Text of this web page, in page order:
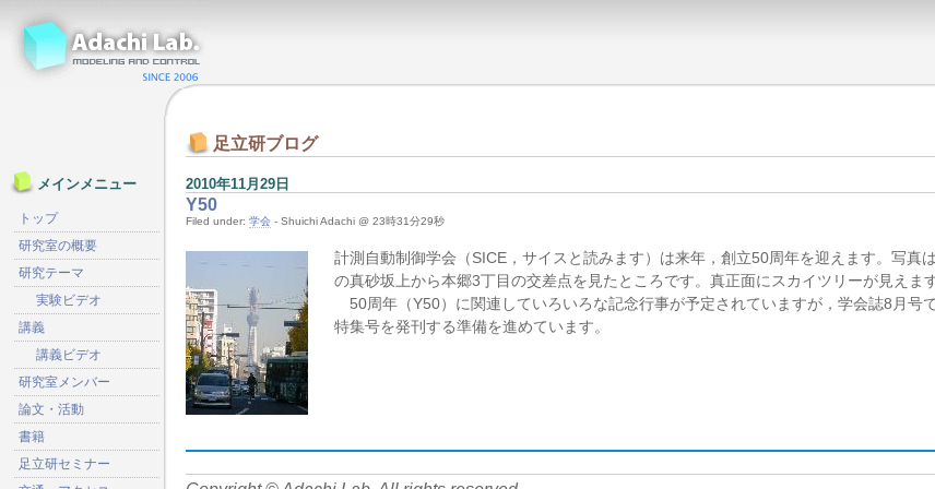
足立研ブログ
2010年11月29日
Y50
Filed under: 学会 - Shuichi Adachi @ 23時31分29秒
計測自動制御学会（SICE，サイスと読みます）は来年，創立50周年を迎えます。写真
の真砂坂上から本郷3丁目の交差点を見たところです。真正面にスカイツリーが見えます
50周年（Y50）に関連していろいろな記念行事が予定されていますが，学会誌8月号
特集号を発刊する準備を進めています。
メインメニュー
トップ
研究室の概要
研究テーマ
実験ビデオ
講義
講義ビデオ
研究室メンバー
論文・活動
書籍
足立研セミナー